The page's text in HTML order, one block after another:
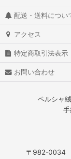
配送・送料につい
アクセス
特定商取引法表示
お問い合わせ
ペルシャ
〒982-0034